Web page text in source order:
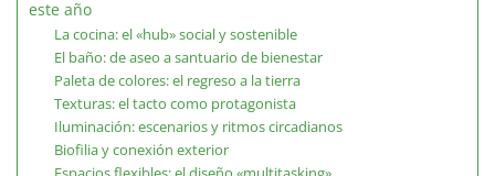
este año
La cocina: el «hub» social y sostenible
El baño: de aseo a santuario de bienestar
Paleta de colores: el regreso a la tierra
Texturas: el tacto como protagonista
Iluminación: escenarios y ritmos circadianos
Biofilia y conexión exterior